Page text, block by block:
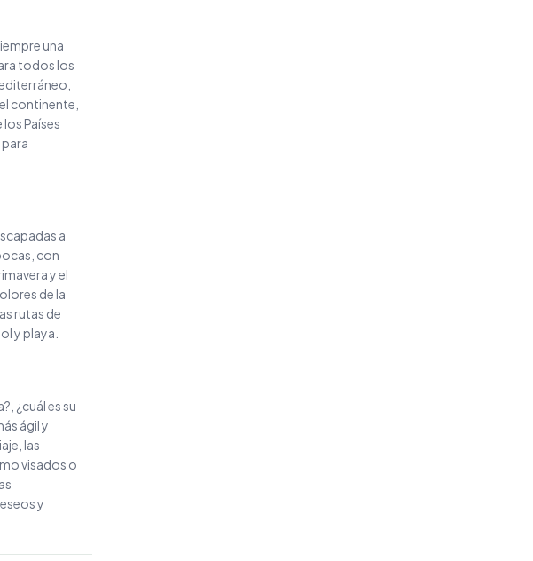
una
todos los
continente,
Países
a
con
y el
de la
rutas de
y playa.
¿cuál es su
ágil y
las
visados o
y